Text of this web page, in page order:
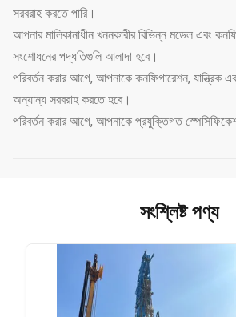
সরবরাহ করতে পারি।
আপনার মালিকানাধীন খননকারীর বিভিন্ন মডেল এবং
সংশোধনের পদ্ধতিগুলি আলাদা হবে।
পরিবর্তন করার আগে, আপনাকে কনফিগারেশন, যান্ত্রিক
অন্যান্য সরবরাহ করতে হবে।
পরিবর্তন করার আগে, আপনাকে প্রযুক্তিগত
সংশ্লিষ্ট পণ্য